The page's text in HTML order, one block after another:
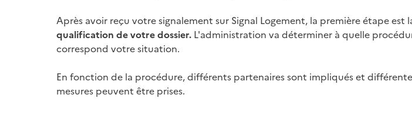
Après avoir reçu votre signalement sur Signal Logement, la première étape est
qualification de votre dossier. L'administration va déterminer à quelle
correspond votre situation.
En fonction de la procédure, différents partenaires sont impliqués et
mesures peuvent être prises.